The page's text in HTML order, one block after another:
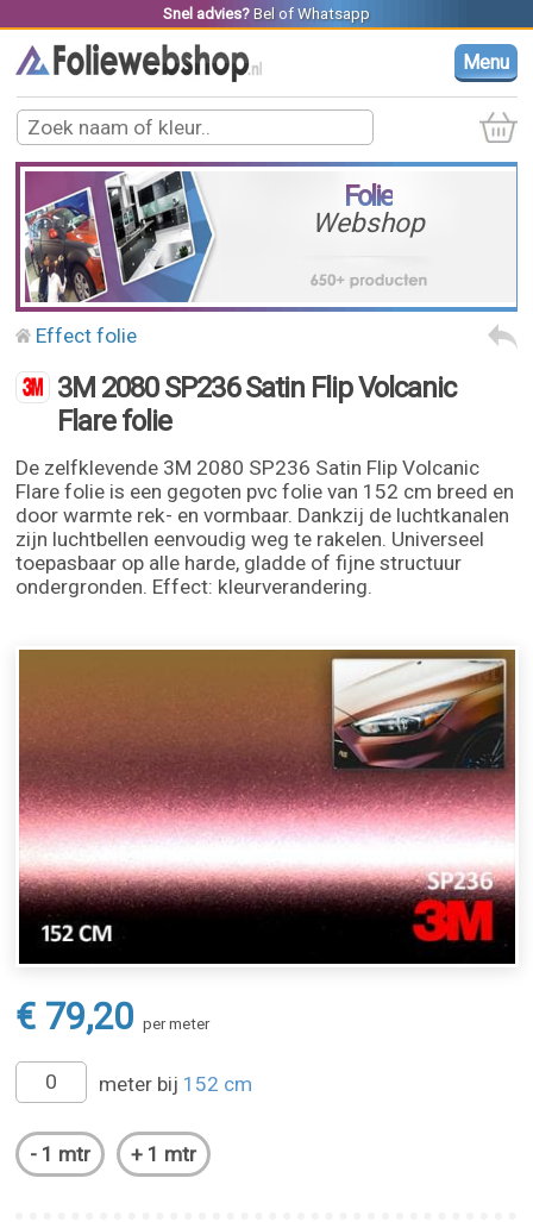
Snel advies? Belof Whatsapp
Menu
Folie
Webshop
Effect folie
3M 2080 SP236 Satin Flip Volcanic
Flare folie
De zelfklevende 3M 2080 SP236 Satin Flip Volcanic
Flare folie is een gegoten pvc folie van 152 cm breed en
door warmte rek- en vormbaar. Dankzij de luchtkanalen
zijn luchtbellen eenvoudig weg te rakelen. Universeel
toepasbaar op alle harde, gladde of fijne structuur
ondergronden. Effect: kleurverandering.
€ 79,20 per meter
meter bij 152 cm